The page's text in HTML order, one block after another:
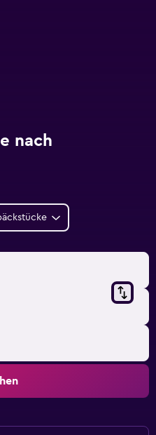
nach